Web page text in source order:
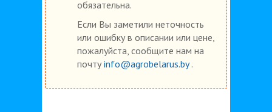
обязательна.
Если Вы заметили неточность
или ошибку в описании или цене,
пожалуйста, сообщите нам на
почту info@agrobelarus.by.